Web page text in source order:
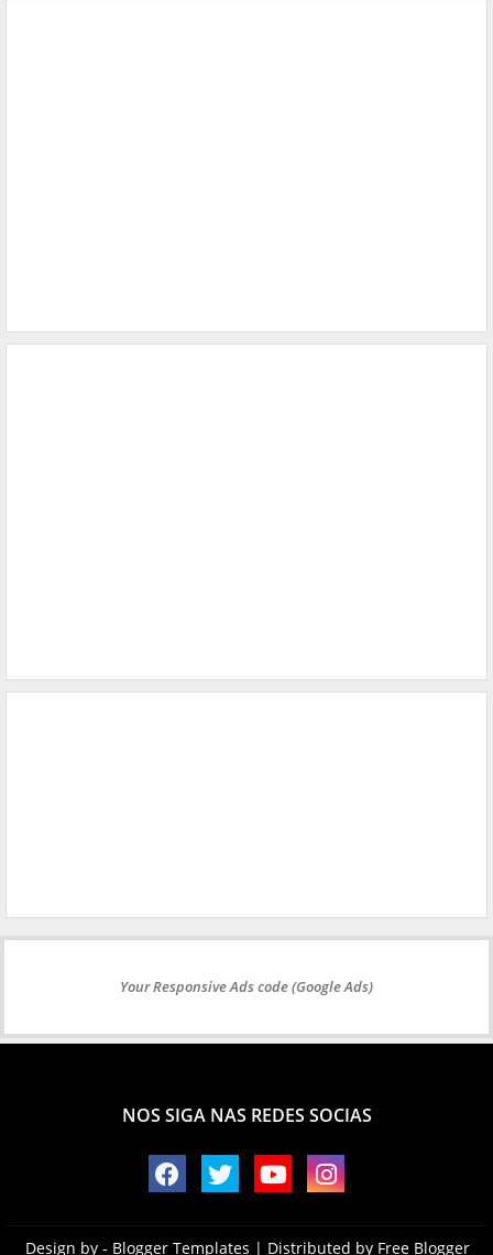
Your Responsive Ads code (Google Ads)
NOS SIGA NAS REDES SOCIAS
Design by - Blogger Templates | Distributed by Free Blogger